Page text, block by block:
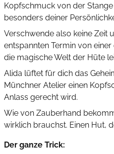
Kopfschmuck von der
besonders deiner
Verschwende also keine Zeit
entspannten Termin von
die magische Welt der Hüte
Alida lüftet für dich das
Münchner Atelier einen
Anlass gerecht wird.
Wie von Zauberhand
wirklich brauchst. Einen Hut,
Der ganze Trick: